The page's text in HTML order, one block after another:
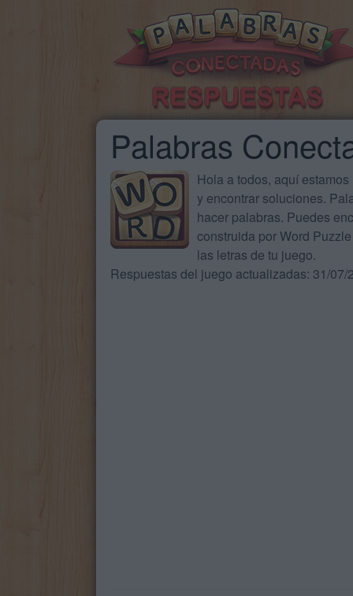
Palabras
Hola a todos, aquí
y encontrar soluciones.
hacer palabras. Puedes
construida por Word
las letras de tu juego.
Respuestas del juego actualizadas: 31/07/